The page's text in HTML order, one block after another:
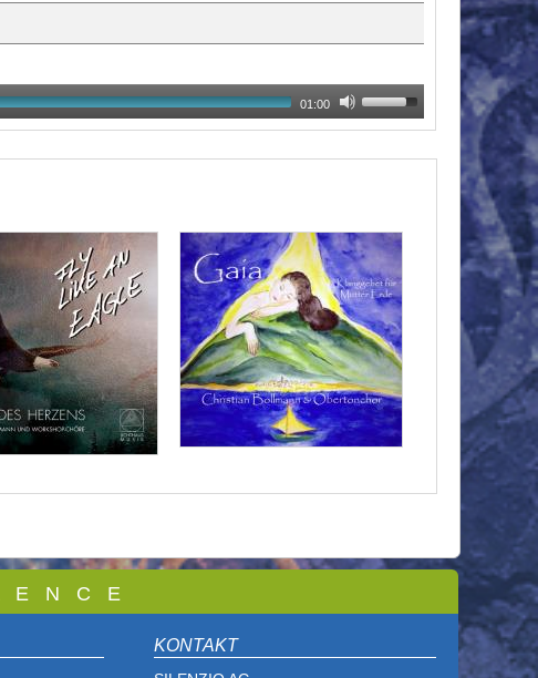
01:00
N C E
KONTAKT